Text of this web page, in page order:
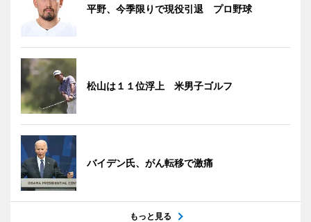
平野、今季限りで現役引退 プロ野球
松山は１１位浮上 米男子ゴルフ
バイデン氏、がん転移で激痛
もっと見る